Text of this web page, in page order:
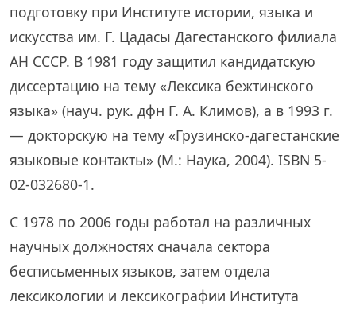
подготовку при Институте истории, языка и
искусства им. Г. Цадасы Дагестанского филиала
АН СССР. В 1981 году защитил кандидатскую
диссертацию на тему «Лексика бежтинского
языка» (науч. рук. дфн Г. А. Климов), а в 1993 г.
— докторскую на тему «Грузинско-дагестанские
языковые контакты» (М.: Наука, 2004). ISBN 5-
02-032680-1.
С 1978 по 2006 годы работал на различных
научных должностях сначала сектора
бесписьменных языков, затем отдела
лексикологии и лексикографии Института